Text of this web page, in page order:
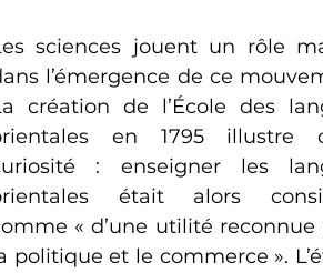
sciences jouent un rôle
l’émergence de ce
création de l’École des
en 1795 illustre
: enseigner les
était alors
« d’une utilité reconnue
politique et le commerce ».